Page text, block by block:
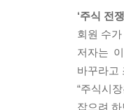
추세 추종
추세 추
제8장 눌
안전하게
전형적인
주식 매
는 것에
손실 한
여러분
‘주식 전
회원 수
저자는
바꾸라고
“주식시
잡으려